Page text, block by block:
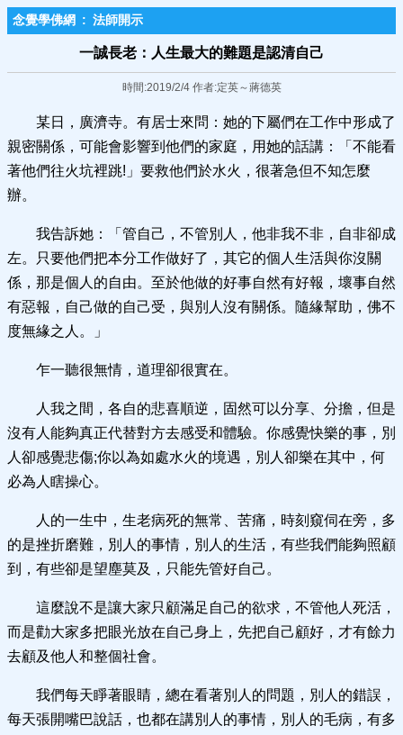
念覺學佛網 : 法師開示
一誠長老：人生最大的難題是認清自己
時間:2019/2/4 作者:定英～蔣德英
某日，廣濟寺。有居士來問：她的下屬們在工作中形成了
親密關係，可能會影響到他們的家庭，用她的話講：「不能看
著他們往火坑裡跳!」要救他們於水火，很著急但不知怎麼
辦。
我告訴她：「管自己，不管別人，他非我不非，自非卻成
左。只要他們把本分工作做好了，其它的個人生活與你沒關
係，那是個人的自由。至於他做的好事自然有好報，壞事自然
有惡報，自己做的自己受，與別人沒有關係。隨緣幫助，佛不
度無緣之人。」
乍一聽很無情，道理卻很實在。
人我之間，各自的悲喜順逆，固然可以分享、分擔，但是
沒有人能夠真正代替對方去感受和體驗。你感覺快樂的事，別
人卻感覺悲傷;你以為如處水火的境遇，別人卻樂在其中，何
必為人瞎操心。
人的一生中，生老病死的無常、苦痛，時刻窺伺在旁，多
的是挫折磨難，別人的事情，別人的生活，有些我們能夠照顧
到，有些卻是望塵莫及，只能先管好自己。
這麼說不是讓大家只顧滿足自己的欲求，不管他人死活，
而是勸大家多把眼光放在自己身上，先把自己顧好，才有餘力
去顧及他人和整個社會。
我們每天睜著眼睛，總在看著別人的問題，別人的錯誤，
每天張開嘴巴說話，也都在講別人的事情，別人的毛病，有多